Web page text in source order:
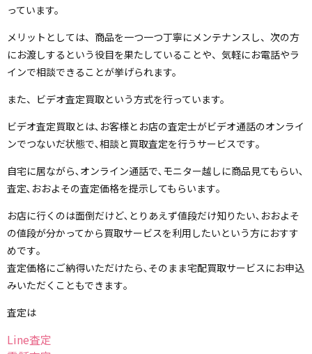
っています。
メリットとしては、商品を一つ一つ丁寧にメンテナンスし、次の方
にお渡しするという役目を果たしていることや、気軽にお電話やラ
インで相談できることが挙げられます。
また、ビデオ査定買取という方式を行っています。
ビデオ査定買取とは､お客様とお店の査定士がビデオ通話のオンライ
ンでつないだ状態で､相談と買取査定を行うサービスです｡
自宅に居ながら､オンライン通話で､モニター越しに商品見てもらい､
査定､おおよその査定価格を提示してもらいます｡
お店に行くのは面倒だけど､とりあえず値段だけ知りたい､おおよそ
の値段が分かってから買取サービスを利用したいという方におすす
めです｡
査定価格にご納得いただけたら､そのまま宅配買取サービスにお申込
みいただくこともできます｡
査定は
Line査定